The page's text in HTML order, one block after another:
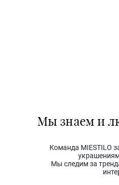
Мы знаем и
Команда MIESTILO
Мы следим за